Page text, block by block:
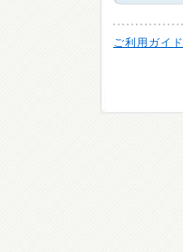
ご利用ガイド